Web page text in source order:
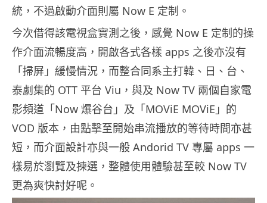
統，不過啟動介面則屬 Now E 定制。
今次借得該電視盒實測之後，感覺 Now E 定制的操
作介面流暢度高，開啟各式各樣 apps 之後亦沒有
「掃屏」緩慢情況，而整合同系主打韓、日、台、
泰劇集的 OTT 平台 Viu，與及 Now TV 兩個自家電
影頻道「Now 爆谷台」及「MOViE MOViE」的
VOD 版本，由點擊至開始串流播放的等待時間亦甚
短，而介面設計亦與一般 Andorid TV 專屬 apps 一
樣易於瀏覽及揀選，整體使用體驗甚至較 Now TV
更為爽快討好呢。